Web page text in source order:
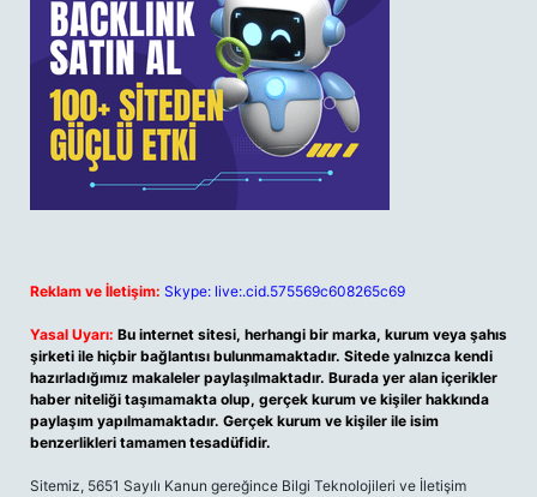
Reklam ve İletişim: Skype: live:.cid.575569c608265c69
Yasal Uyarı: Bu internet sitesi, herhangi bir marka, kurum veya şahıs
şirketi ile hiçbir bağlantısı bulunmamaktadır. Sitede yalnızca kendi
hazırladığımız makaleler paylaşılmaktadır. Burada yer alan içerikler
haber niteliği taşımamakta olup, gerçek kurum ve kişiler hakkında
paylaşım yapılmamaktadır. Gerçek kurum ve kişiler ile isim
benzerlikleri tamamen tesadüfidir.
Sitemiz, 5651 Sayılı Kanun gereğince Bilgi Teknolojileri ve İletişim